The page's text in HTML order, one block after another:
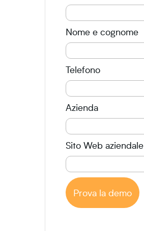
Nome e cognome
Telefono
Azienda
Sito Web aziendale
Prova la demo